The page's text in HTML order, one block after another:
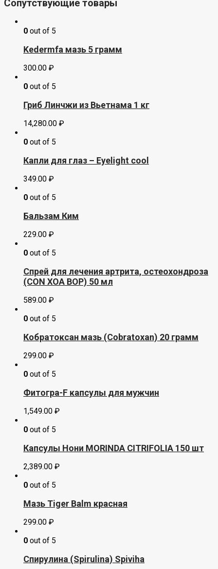
Сопутствующие товары
0 out of 5
Kedermfa мазь 5 грамм
300.00 ₽
0 out of 5
Гриб Линчжи из Вьетнама 1 кг
14,280.00 ₽
0 out of 5
Капли для глаз – Eyelight cool
349.00 ₽
0 out of 5
Бальзам Ким
229.00 ₽
0 out of 5
Спрей для лечения артрита, остеохондроза
(CON XOA BOP) 50 мл
589.00 ₽
0 out of 5
Кобратоксан мазь (Cobratoxan) 20 грамм
299.00 ₽
0 out of 5
Фитогра-F капсулы для мужчин
1,549.00 ₽
0 out of 5
Капсулы Нони MORINDA CITRIFOLIA 150 шт
2,389.00 ₽
0 out of 5
Мазь Tiger Balm красная
299.00 ₽
0 out of 5
Спирулина (Spirulina) Spiviha